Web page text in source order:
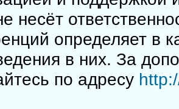
несёт
определяет в
в них. За
по адресу